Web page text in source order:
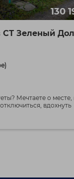
130
СТ Зеленый Дол
Мечтаете о месте,
вдохнуть